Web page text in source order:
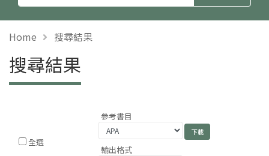
Home 搜尋結果
搜尋結果
全選
參考書目
輸出格式